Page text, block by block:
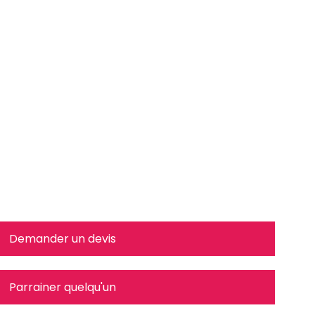
Demander un devis
Parrainer quelqu'un